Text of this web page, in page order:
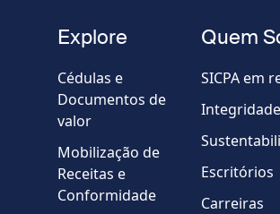
Country
Mensagem
Explore
Cédulas e
Documentos de
valor
Mobilização de
Receitas e
Conformidade
Quem
SICPA em
Integridade
Escritórios
Carreiras